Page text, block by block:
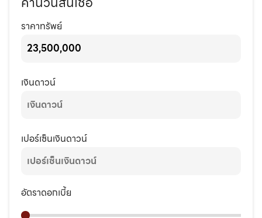
ราคาทรัพย์
เงินดาวน์
เปอร์เซ็นเงินดาวน์
อัตราดอกเบี้ย